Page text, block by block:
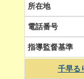
千早る